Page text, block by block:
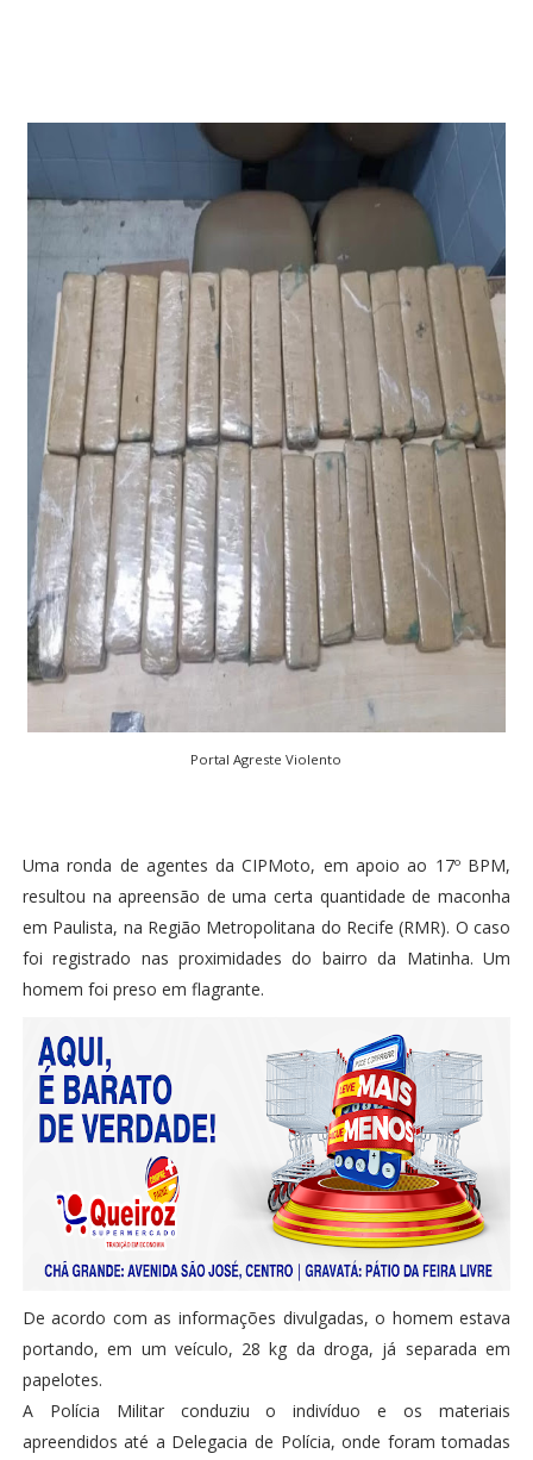
Portal Agreste Violento
Uma ronda de agentes da CIPMoto, em apoio ao 17º BPM,
resultou na apreensão de uma certa quantidade de maconha
em Paulista, na Região Metropolitana do Recife (RMR). O caso
foi registrado nas proximidades do bairro da Matinha. Um
homem foi preso em flagrante.
De acordo com as informações divulgadas, o homem estava
portando, em um veículo, 28 kg da droga, já separada em
papelotes.
A Polícia Militar conduziu o indivíduo e os materiais
apreendidos até a Delegacia de Polícia, onde foram tomadas